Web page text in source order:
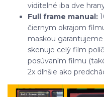
viditelné iba dve
Full frame manual:
čiernym okrajom
maskou
skenuje celý film
posúvaním filmu
2x dlhšie ako